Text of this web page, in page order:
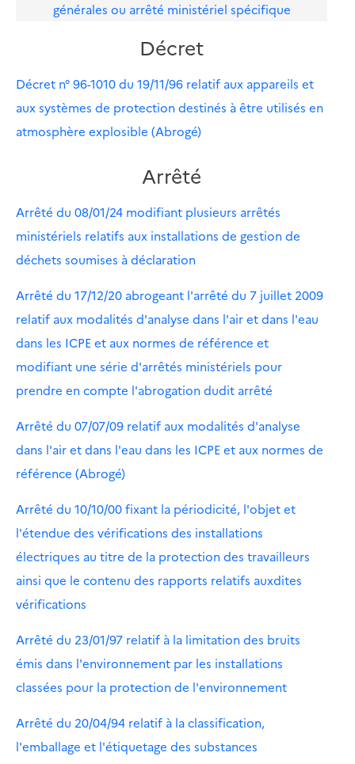
générales ou arrêté ministériel spécifique
Décret
Décret n° 96-1010 du 19/11/96 relatif aux appareils et
aux systèmes de protection destinés à être utilisés en
atmosphère explosible (Abrogé)
Arrêté
Arrêté du 08/01/24 modifiant plusieurs arrêtés
ministériels relatifs aux installations de gestion de
déchets soumises à déclaration
Arrêté du 17/12/20 abrogeant l'arrêté du 7 juillet 2009
relatif aux modalités d'analyse dans l'air et dans l'eau
dans les ICPE et aux normes de référence et
modifiant une série d'arrêtés ministériels pour
prendre en compte l'abrogation dudit arrêté
Arrêté du 07/07/09 relatif aux modalités d'analyse
dans l'air et dans l'eau dans les ICPE et aux normes de
référence (Abrogé)
Arrêté du 10/10/00 fixant la périodicité, l'objet et
l'étendue des vérifications des installations
électriques au titre de la protection des travailleurs
ainsi que le contenu des rapports relatifs auxdites
vérifications
Arrêté du 23/01/97 relatif à la limitation des bruits
émis dans l'environnement par les installations
classées pour la protection de l'environnement
Arrêté du 20/04/94 relatif à la classification,
l'emballage et l'étiquetage des substances